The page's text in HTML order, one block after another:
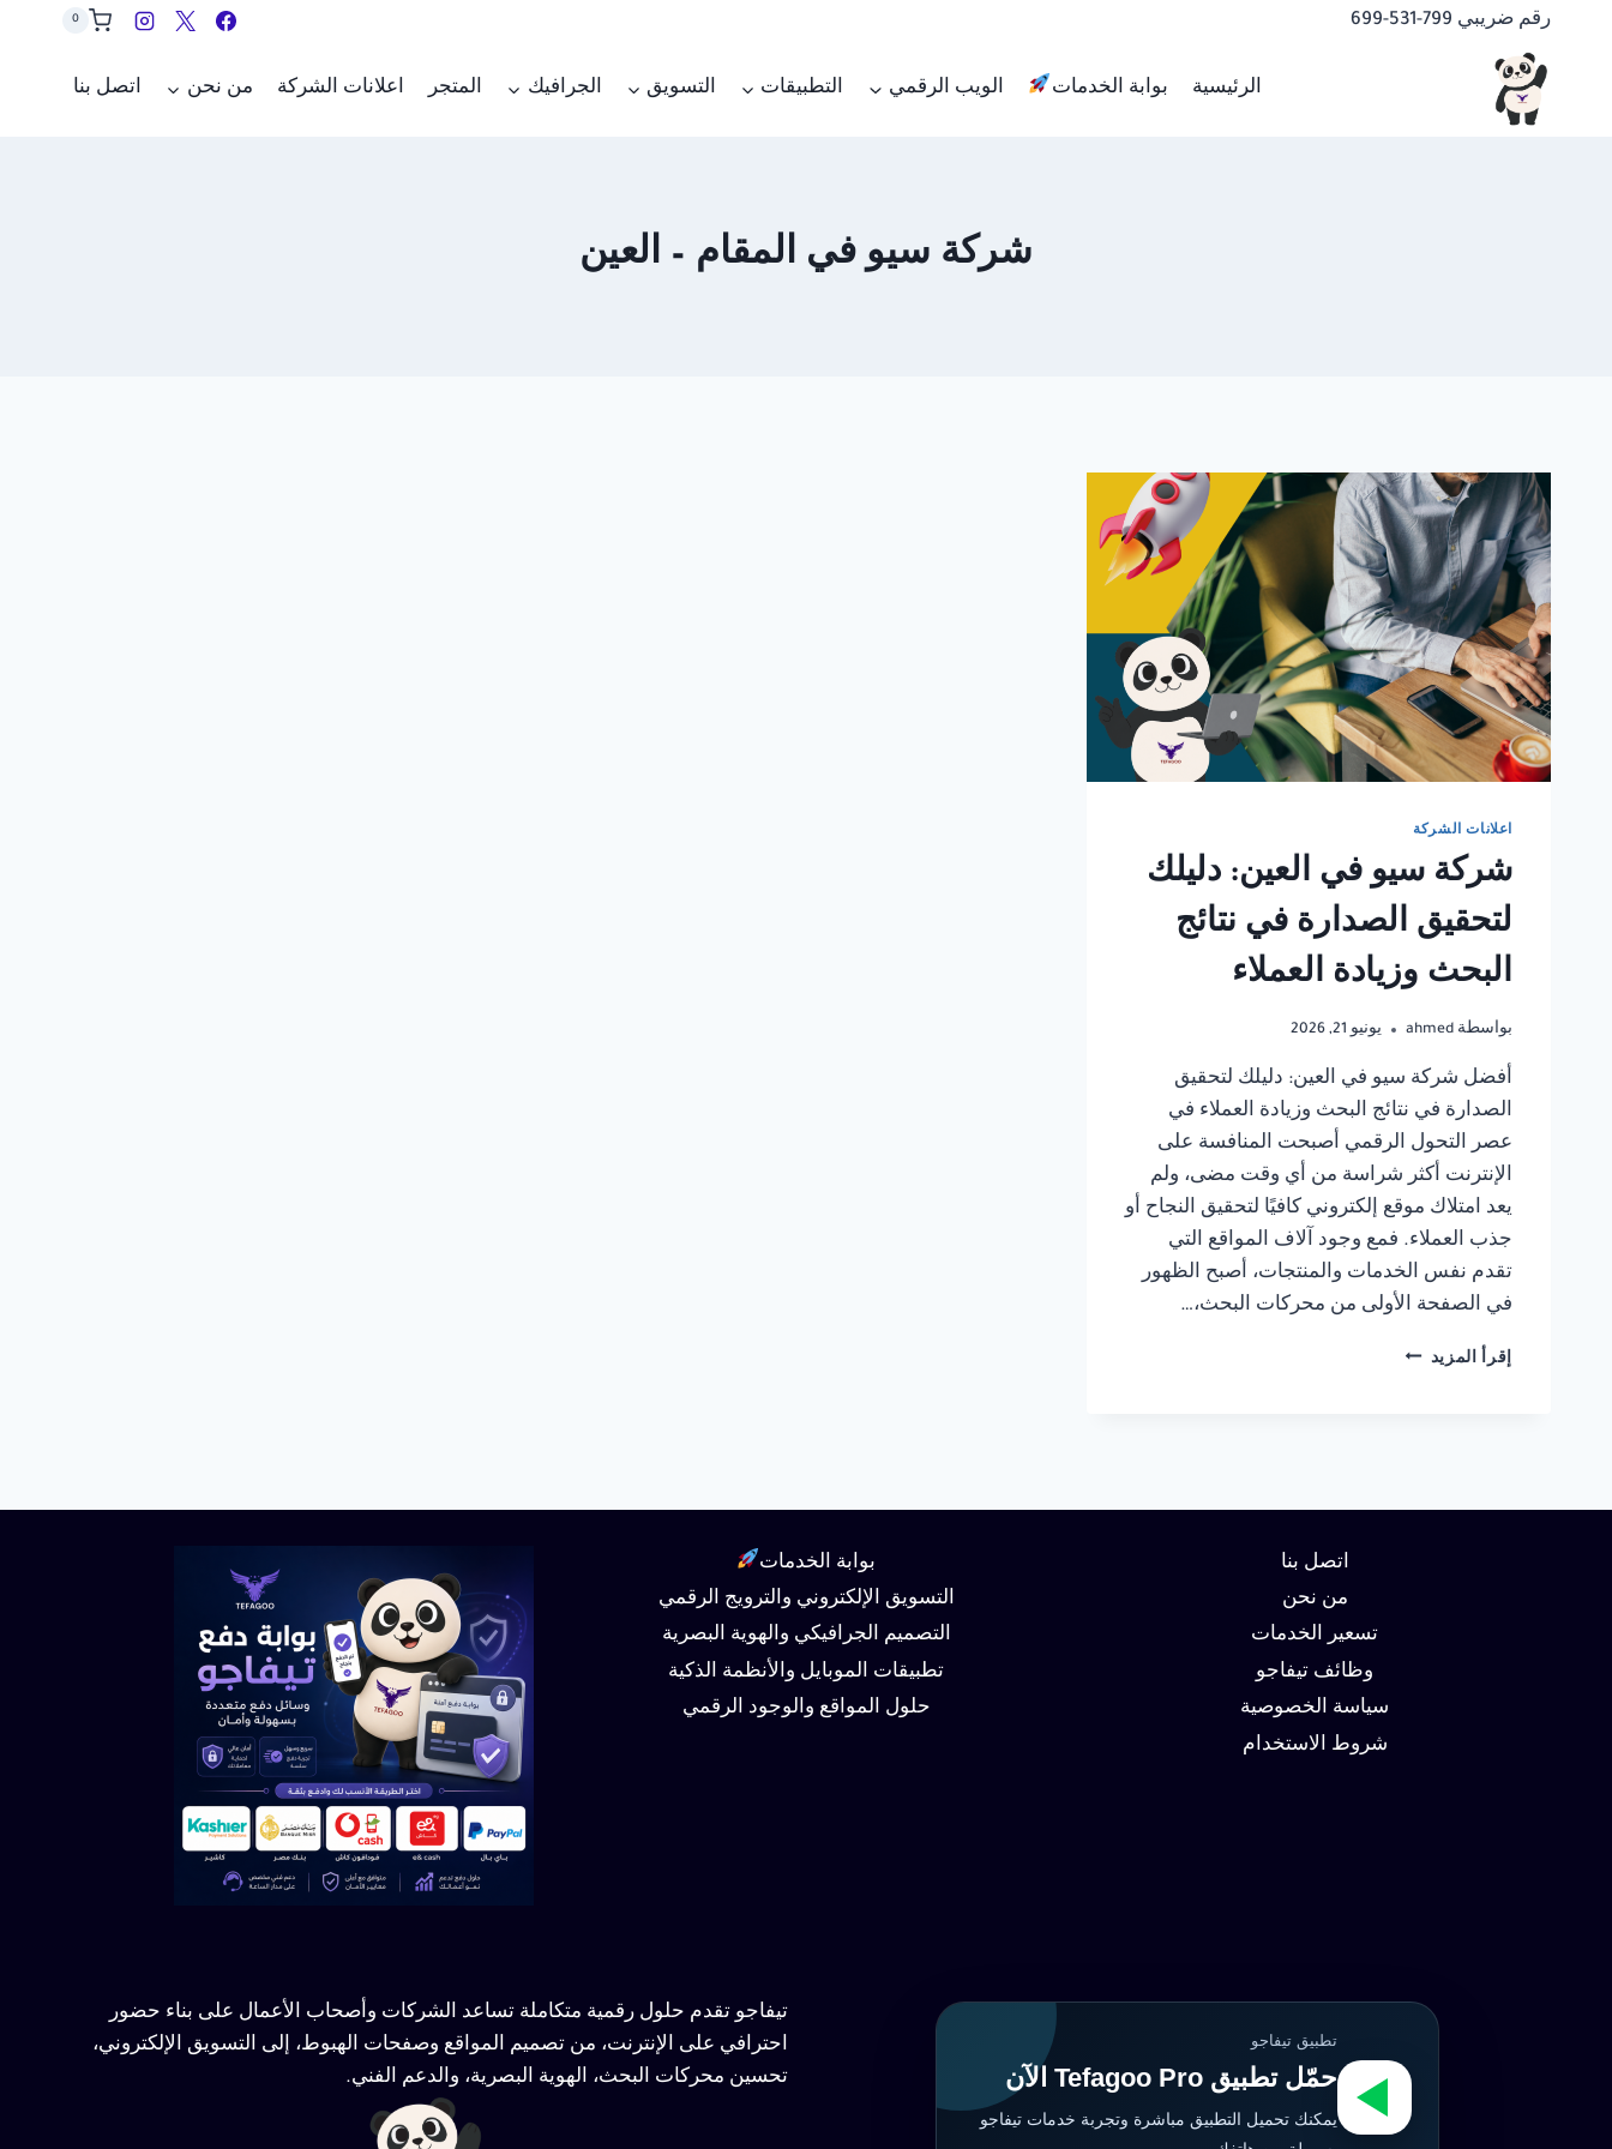
المحتوى
رقم ضريبي 799-531-699 0
الرئيسية بوابة الخدمات الويب الرقمي التطبيقات التسويق الجرافيك المتجر اعلانات الشركة من نحن اتصل بنا
شركة سيو في المقام – العين
اعلانات الشركة
شركة سيو في العين: دليلك
لتحقيق الصدارة في نتائج
البحث وزيادة العملاء
بواسطة ahmed يونيو 21, 2026
أفضل شركة سيو في العين: دليلك لتحقيق
الصدارة في نتائج البحث وزيادة العملاء في
عصر التحول الرقمي أصبحت المنافسة على
الإنترنت أكثر شراسة من أي وقت مضى، ولم
يعد امتلاك موقع إلكتروني كافيًا لتحقيق النجاح أو
جذب العملاء. فمع وجود آلاف المواقع التي
تقدم نفس الخدمات والمنتجات، أصبح الظهور
في الصفحة الأولى من محركات البحث،…
إقرأ المزيد شركة
اتصل بنا
من نحن
تسعير الخدمات
وظائف تيفاجو
سياسة الخصوصية
شروط الاستخدام
بوابة الخدمات
التسويق الإلكتروني والترويج الرقمي
التصميم الجرافيكي والهوية البصرية
تطبيقات الموبايل والأنظمة الذكية
حلول المواقع والوجود الرقمي
تطبيق تيفاجو
حمّل تطبيق Tefagoo Pro الآن
يمكنك تحميل التطبيق مباشرة وتجربة خدمات تيفاجو
تيفاجو تقدم حلول رقمية متكاملة تساعد الشركات وأصحاب الأعمال على بناء حضور
احترافي على الإنترنت، من تصميم المواقع وصفحات الهبوط، إلى التسويق الإلكتروني،
تحسين محركات البحث، الهوية البصرية، والدعم الفني.